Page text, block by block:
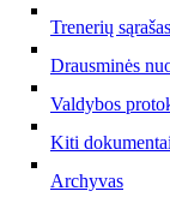
Trenerių sąrašas
Drausminės
Valdybos
Kiti
Archyvas